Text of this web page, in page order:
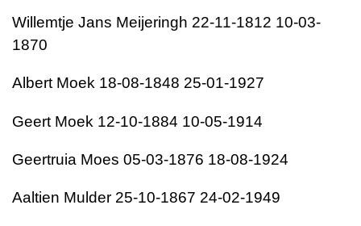
Willemtje Jans Meijeringh 22-11-1812 10-03-
1870
Albert Moek 18-08-1848 25-01-1927
Geert Moek 12-10-1884 10-05-1914
Geertruia Moes 05-03-1876 18-08-1924
Aaltien Mulder 25-10-1867 24-02-1949